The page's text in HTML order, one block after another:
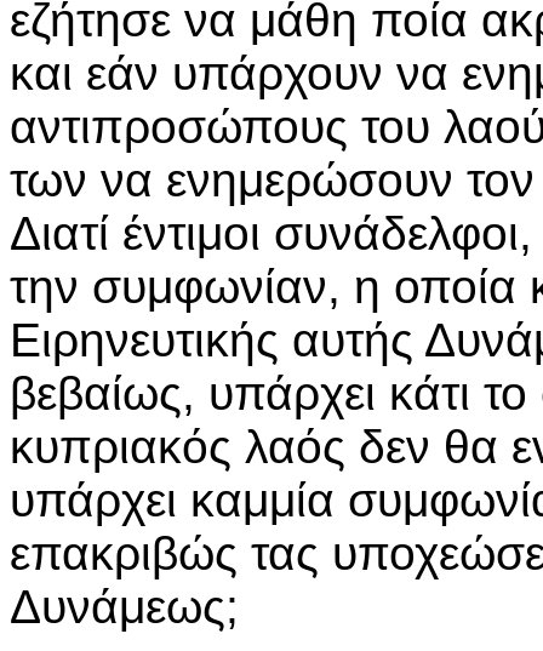
εζήτησε να μάθη ποία
και εάν υπάρχουν να
αντιπροσώπους του
των να ενημερώσουν τον
Διατί έντιμοι
την συμφωνίαν, η οποία
Ειρηνευτικής αυτής
βεβαίως, υπάρχει κάτι
κυπριακός λαός δεν θα
υπάρχει καμμία
επακριβώς τας
Δυνάμεως;